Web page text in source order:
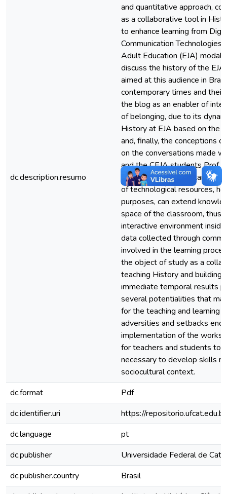
dc.description.resumo
and quantitative approach,
as a collaborative tool in
to enhance learning from
Communication Technologies
Adult Education (EJA)
discuss the history of the
aimed at this audience in
contemporary times and
the blog as an enabler of
of belonging, due to its
History at EJA based on the
and, finally, the conceptions
on the conversations made
and the CEJA students Prof.
Catalão, Goiás. We start
of technological resources,
purposes, can extend
space of the classroom, thus
interactive environment
data collected through
involved in the learning
the object of study as a
teaching History and building
immediate temporal results
several potentialities that
for the teaching and learning
adversities and setbacks
implementation of the
for teachers and students to
necessary to develop skills
sociocultural context.
dc.format
Pdf
dc.identifier.uri
https://
dc.language
pt
dc.publisher
Universidade Federal de
dc.publisher.country
Brasil